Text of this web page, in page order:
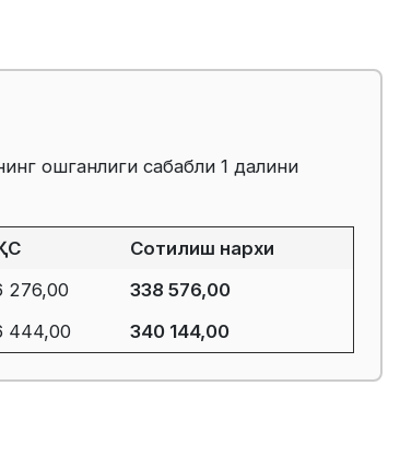
ошганлиги сабабли 1 далини
Сотилиш нархи
276,00
338 576,00
444,00 340 144,00